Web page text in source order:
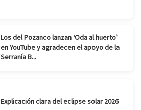
Los del Pozanco lanzan ‘Oda al huerto’
en YouTube y agradecen el apoyo de la
Serranía B...
Explicación clara del eclipse solar 2026